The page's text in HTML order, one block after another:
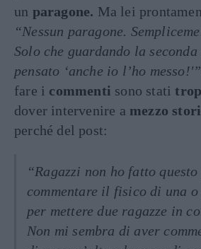
un paragone. Ma lei
“Nessun paragone.
Solo che guardando la
pensato ‘anche io l’ho
fare i commenti sono stati
dover intervenire a mezzo
perché del post:
“Ragazzi non ho fatto
commentare il fisico di una
per mettere due ragazze in
Non mi sembra di aver